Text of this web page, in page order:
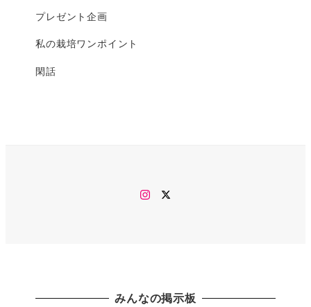
プレゼント企画
私の栽培ワンポイント
閑話
Instagram
みんなの掲示板